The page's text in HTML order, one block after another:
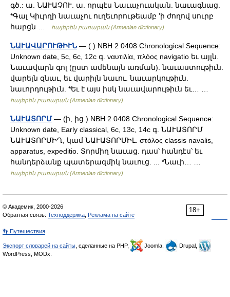
գծ.: ա. ՆԱՒԱՉՈՒ. ա. որպէս Նաւաչուական. նաւագնաց.
*Գալ Կիւրղի նաւաչու ուղեւորութեամբ ʼի ժողով սուրբ
հարցն …
հայերեն բառարան (Armenian dictionary)
ՆԱՒԱՎԱՐՈՒԹԻՒՆ — ( ) NBH 2 0408 Chronological Sequence:
Unknown date, 5c, 6c, 12c գ. ναυτιλία, πλόος navigatio եւ այլն.
Նաւավարն գոլ (ըստ ամենայն առման). նաւաստութիւն.
վարելն զնաւ, եւ վարիլն նաւու. նաւարկութիւն.
նաւորդութիւն. *Եւ է այս իսկ նաւավարութիւն եւ… …
հայերեն բառարան (Armenian dictionary)
ՆԱՒԱՏՈՐՄ— (ի, ից.) NBH 2 0408 Chronological Sequence:
Unknown date, Early classical, 6c, 13c, 14c գ. ՆԱՒԱՏՈՐՄ
ՆԱՒԱՏՈՐՄԻՂ, կամ ՆԱՒԱՏՈՐՄԻԼ. στόλος classis navalis,
apparatus, expeditio. Տորմիղ նաւաց. դաս՝ հանդէս՝ եւ
հանդերձանք պատերազմիկ նաւուց. ... *Նաւի… …
հայերեն բառարան (Armenian dictionary)
18+
© Академик, 2000-2026
Обратная связь: Техподдержка Реклама на сайте
👣 Путешествия
Экспорт словарей на сайты , сделанные на PHP, Joomla,
Drupal,
WordPress, MODx.